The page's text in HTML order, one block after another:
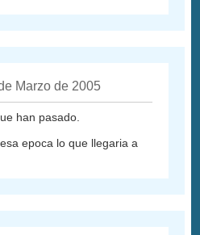
Marzo de 2005
han pasado.
epoca lo que llegaria a